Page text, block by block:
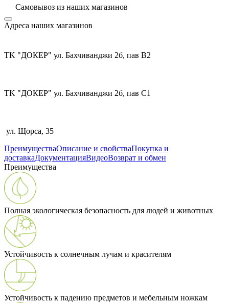
Самовывоз из наших магазинов
Адреса наших магазинов
TK "ДОКЕР" ул. Бахчиванджи 2б, пав В2
TK "ДОКЕР" ул. Бахчиванджи 2б, пав С1
ул. Щорса, 35
ПреимуществаОписание и свойстваПокупка и
доставкаДокументацияВидеоВозврат и обмен
Преимущества
Полная экологическая безопасность для людей и животных
Устойчивость к солнечным лучам и красителям
Устойчивость к падению предметов и мебельным ножкам